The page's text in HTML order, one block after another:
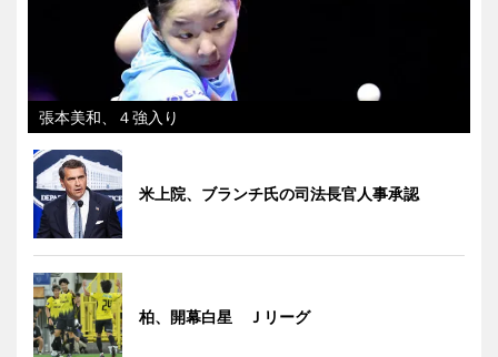
張本美和、４強入り
米上院、ブランチ氏の司法長官人事承認
柏、開幕白星 Ｊリーグ